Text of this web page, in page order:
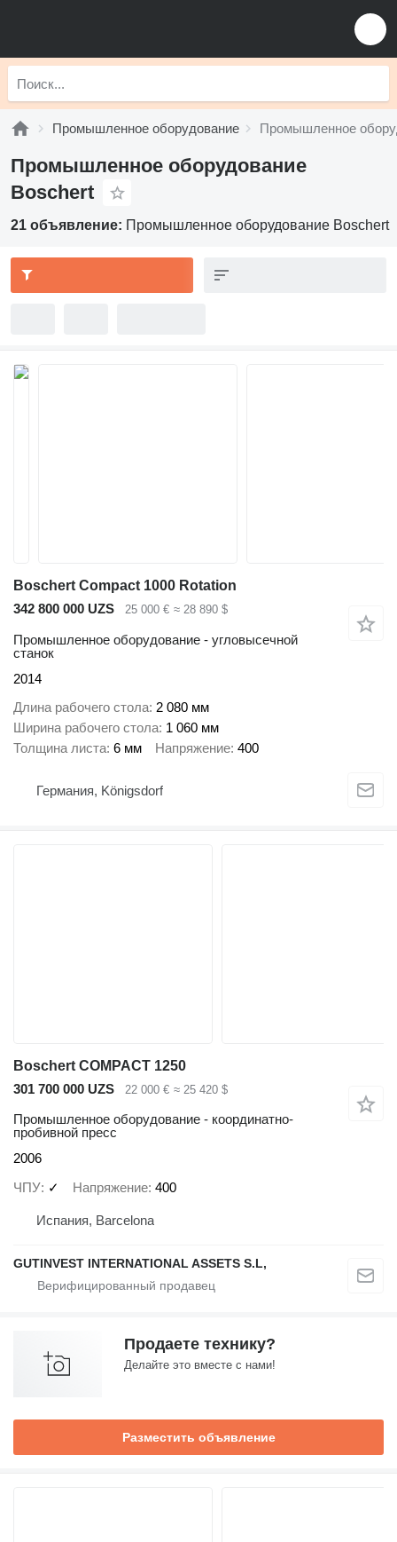
Промышленное оборудование Промышленное
Промышленное оборудование
Boschert
21 объявление: Промышленное оборудование Boschert
Boschert Compact 1000 Rotation
342 800 000 UZS
25 000 € ≈ 28 890 $
Промышленное оборудование - угловысечной
станок
2014
Длина рабочего стола 2 080 мм
Ширина рабочего стола 1 060 мм
Толщина листа 6 мм Напряжение 400
Германия, Königsdorf
Boschert COMPACT 1250
301 700 000 UZS
22 000 € ≈ 25 420 $
Промышленное оборудование - координатно-
пробивной пресс
2006
ЧПУ ✓ Напряжение 400
Испания, Barcelona
GUTINVEST INTERNATIONAL ASSETS S.L,
Продаете технику?
Делайте это вместе с нами!
Разместить объявление